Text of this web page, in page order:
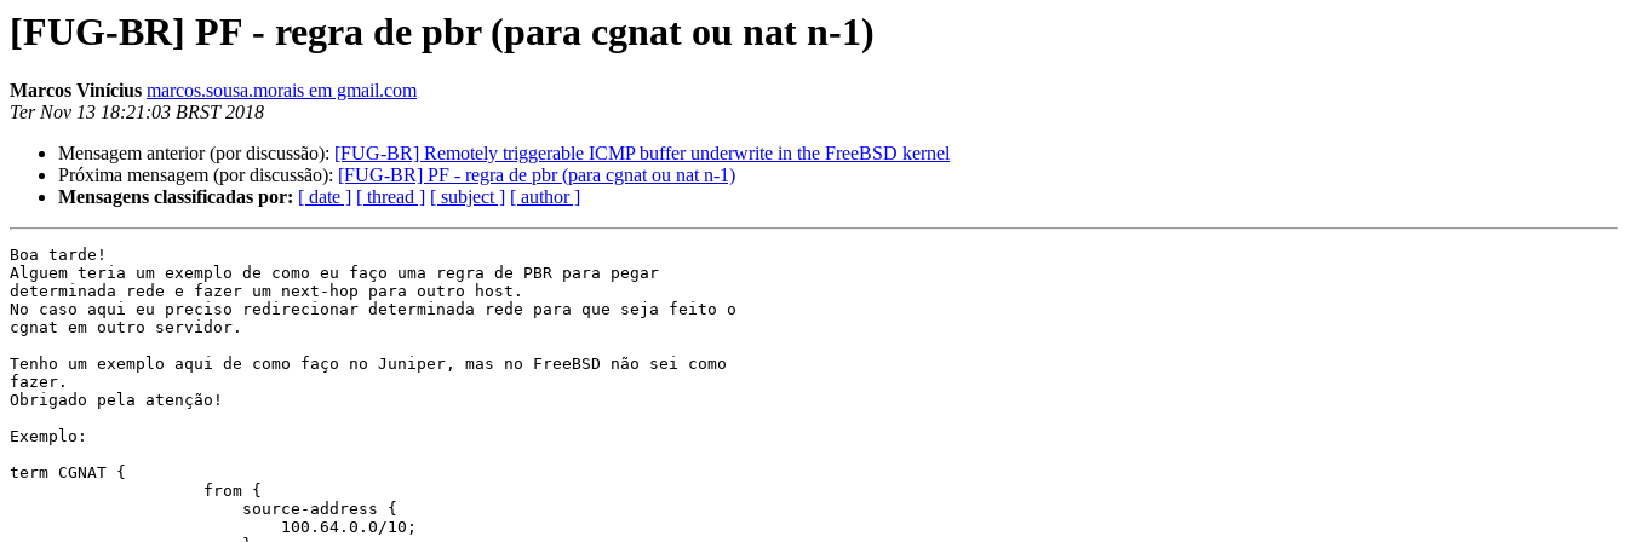
[FUG-BR] PF - regra de pbr (para cgnat ou nat n-1)
Marcos Vinícius marcos.sousa.morais em gmail.com
Ter Nov 13 18:21:03 BRST 2018
Mensagem anterior (por discussão): [FUG-BR] Remotely triggerable ICMP buffer underwrite in the FreeBSD kernel
Próxima mensagem (por discussão): [FUG-BR] PF - regra de pbr (para cgnat ou nat n-1)
Mensagens classificadas por: [ date ] [ thread ] [ subject ] [ author ]
Boa tarde!
Alguem teria um exemplo de como eu faço uma regra de PBR para pegar
determinada rede e fazer um next-hop para outro host.
No caso aqui eu preciso redirecionar determinada rede para que seja feito o
cgnat em outro servidor.
Tenho um exemplo aqui de como faço no Juniper, mas no FreeBSD não sei como
fazer.
Obrigado pela atenção!
Exemplo:
term CGNAT {